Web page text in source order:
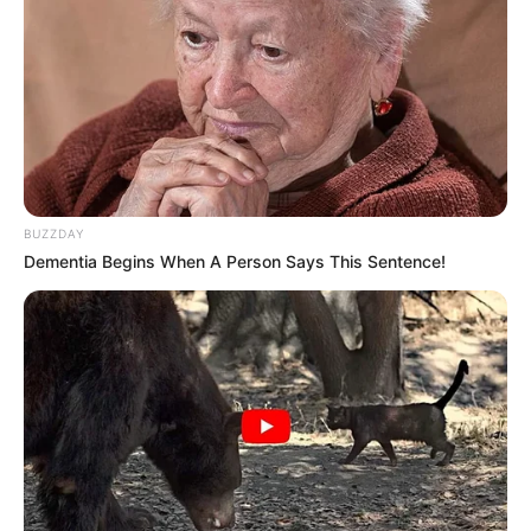
BUZZDAY
Dementia Begins When A Person Says This Sentence!